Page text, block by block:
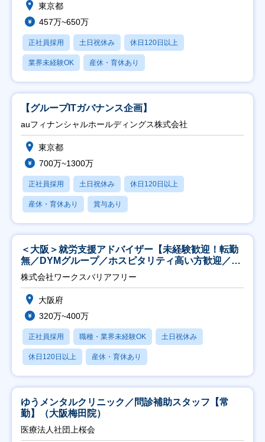
東京都
457万~650万
正社員採用 土日祝休み 休日120日以上
業界未経験OK 産休・育休あり
【グループITガバナンス企画】
auフィナンシャルホールディングス株式会社
東京都
700万~1300万
正社員採用 土日祝休み 休日120日以上
産休・育休あり 賞与あり
＜大阪＞就労支援アドバイザー【未経験歓迎！転勤
無／DYMグループ／ホスピタリティ高い方歓迎／土
日祝】
株式会社ワークスバリアフリー
大阪府
320万~400万
正社員採用 職種・業界未経験OK 土日祝休み
休日120日以上 産休・育休あり
ゆうメンタルクリニック／問診補助スタッフ【常
勤】（大阪梅田院）
医療法人社団上桜会